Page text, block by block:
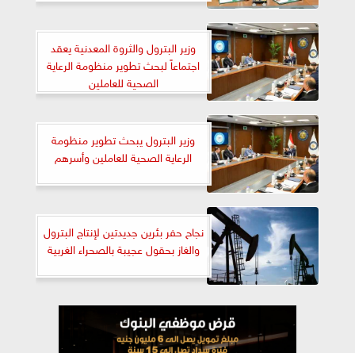
وزير البترول والثروة المعدنية يعقد
اجتماعاً لبحث تطوير منظومة الرعاية
الصحية للعاملين
وزير البترول يبحث تطوير منظومة
الرعاية الصحية للعاملين وأسرهم
نجاح حفر بئرين جديدتين لإنتاج البترول
والغاز بحقول عجيبة بالصحراء الغربية